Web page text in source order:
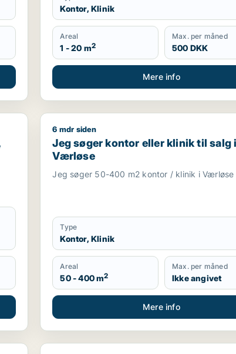
Kontor, Klinik
Areal
1 - 20 m2
Max. per måned
500 DKK
Mere info
eller produktionslokaler til
Jeg søger kontor eller klinik til salg i
6 mdr siden
Jeg søger kontor eller klinik til salg i
Værløse
Jeg søger 50-400 m2 kontor / klinik i Værløse
Type
Kontor, Klinik
Areal
50 - 400 m2
Max. per måned
Ikke angivet
Mere info